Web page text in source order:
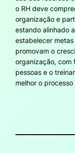
o RH deve
organização e
estando alinhado
estabelecer
promovam o
organização, com
pessoas e o
melhor o